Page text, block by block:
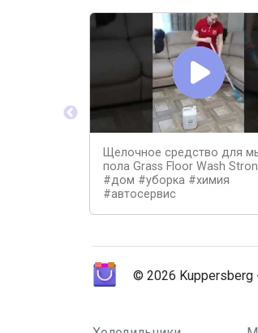
Щелочное средство для
пола Grass Floor Wash
#дом #уборка #химия
#автосервис
© 2026